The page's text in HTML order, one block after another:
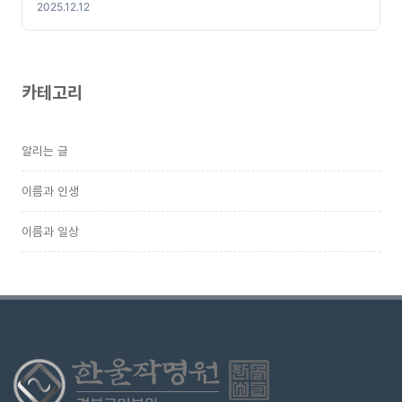
2025.12.12
카테고리
알리는 글
이름과 인생
이름과 일상